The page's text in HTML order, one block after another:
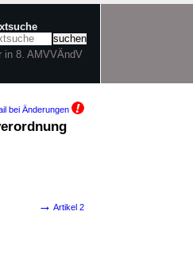
in 8. AMVVÄndV
bei Änderungen
→ Artikel 2